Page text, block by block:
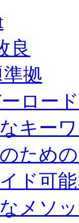
良
準拠
ロード
キー
ため
ド可
メソ